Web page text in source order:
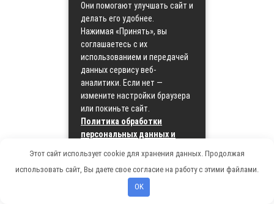
Они помогают улучшать сайт и
делать его удобнее.
Нажимая «Принять», вы
соглашаетесь с их
использованием и передачей
данных сервису веб-
аналитики. Если нет —
измените настройки браузера
или покиньте сайт.
Политика обработки
персональных данных и
Принять
Этот сайт использует cookie для хранения данных. Продолжая
использовать сайт, Вы даете свое согласие на работу с этими файлами.
OK